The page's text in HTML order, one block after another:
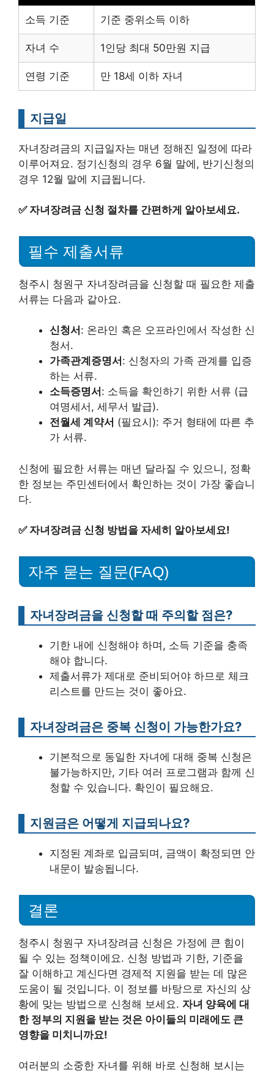
소득 기준 기준 중위소득 이하
자녀 수 1인당 최대 50만원 지급
연령 기준 만 18세 이하 자녀
지급일
자녀장려금의 지급일자는 매년 정해진 일정에 따라
이루어져요. 정기신청의 경우 6월 말에, 반기신청의
경우 12월 말에 지급됩니다.
✅ 자녀장려금 신청 절차를 간편하게 알아보세요.
필수 제출서류
청주시 청원구 자녀장려금을 신청할 때 필요한 제출
서류는 다음과 같아요.
신청서 : 온라인 혹은 오프라인에서 작성한 신
청서.
가족관계증명서 : 신청자의 가족 관계를 입증
하는 서류.
소득증명서 : 소득을 확인하기 위한 서류 (급
여명세서, 세무서 발급).
전월세 계약서 (필요시): 주거 형태에 따른 추
가 서류.
신청에 필요한 서류는 매년 달라질 수 있으니, 정확
한 정보는 주민센터에서 확인하는 것이 가장 좋습니
다.
✅ 자녀장려금 신청 방법을 자세히 알아보세요!
자주 묻는 질문(FAQ)
자녀장려금을 신청할 때 주의할 점은?
기한 내에 신청해야 하며, 소득 기준을 충족
해야 합니다.
제출서류가 제대로 준비되어야 하므로 체크
리스트를 만드는 것이 좋아요.
자녀장려금은 중복 신청이 가능한가요?
기본적으로 동일한 자녀에 대해 중복 신청은
불가능하지만, 기타 여러 프로그램과 함께 신
청할 수 있습니다. 확인이 필요해요.
지원금은 어떻게 지급되나요?
지정된 계좌로 입금되며, 금액이 확정되면 안
내문이 발송됩니다.
결론
청주시 청원구 자녀장려금 신청은 가정에 큰 힘이
될 수 있는 정책이에요. 신청 방법과 기한, 기준을
잘 이해하고 계신다면 경제적 지원을 받는 데 많은
도움이 될 것입니다. 이 정보를 바탕으로 자신의 상
황에 맞는 방법으로 신청해 보세요. 자녀 양육에 대
한 정부의 지원을 받는 것은 아이들의 미래에도 큰
영향을 미치니까요!
여러분의 소중한 자녀를 위해 바로 신청해 보시는